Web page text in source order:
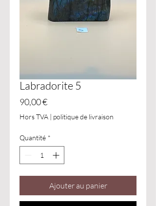
Labradorite 5
90,00 €Prix
Hors TVA | politique de livraison
Quantité *
Ajouter au panier